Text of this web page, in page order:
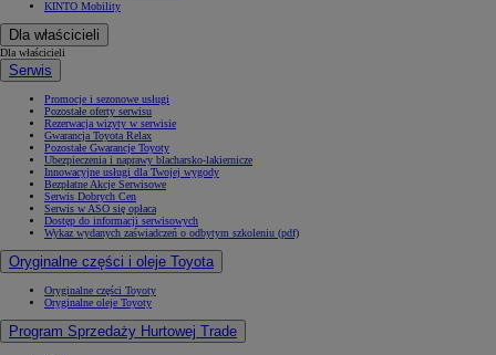
KINTO Mobility
Dla właścicieli
Dla właścicieli
Serwis
Promocje i sezonowe usługi
Pozostałe oferty serwisu
Rezerwacja wizyty w serwisie
Gwarancja Toyota Relax
Pozostałe Gwarancje Toyoty
Ubezpieczenia i naprawy blacharsko-lakiernicze
Innowacyjne usługi dla Twojej wygody
Bezpłatne Akcje Serwisowe
Serwis Dobrych Cen
Serwis w ASO się opłaca
Dostęp do informacji serwisowych
Wykaz wydanych zaświadczeń o odbytym szkoleniu (pdf)
Oryginalne części i oleje Toyota
Oryginalne części Toyoty
Oryginalne oleje Toyoty
Program Sprzedaży Hurtowej Trade